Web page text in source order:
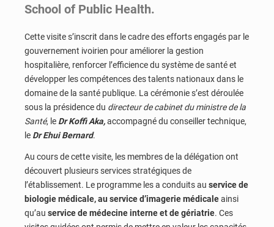
School of Public Health.
Cette visite s’inscrit dans le cadre des efforts engagés par le
gouvernement ivoirien pour améliorer la gestion
hospitalière, renforcer l’efficience du système de santé et
développer les compétences des talents nationaux dans le
domaine de la santé publique. La cérémonie s’est déroulée
sous la présidence du directeur de cabinet du ministre de la
Santé, le Dr Koffi Aka,accompagné du conseiller technique,
le Dr Ehui Bernard.
Au cours de cette visite, les membres de la délégation ont
découvert plusieurs services stratégiques de
l’établissement. Le programme les a conduits au service de
biologie médicale, au service d’imagerie médicaleainsi
qu’au service de médecine interne et de gériatrie. Ces